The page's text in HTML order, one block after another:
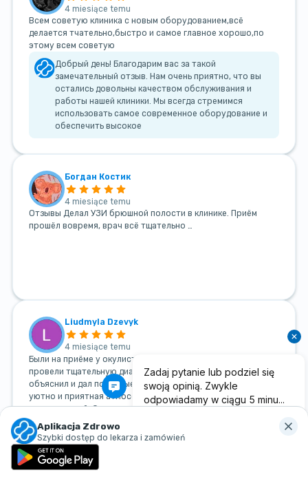
Aplikacja Zdrowo
Szybki dostęp do lekarza i zamówień
4 miesiące temu
Всем советую клиника с новым оборудованием,всё
делается тчательно,быстро и самое главное хорошо,по
этому всем советую
Добрый день! Благодарим вас за такой
замечательный отзыв. Нам очень приятно, что вы
остались довольны качеством обслуживания и
работы нашей клиники. Мы всегда стремимся
использовать самое современное оборудование и
обеспечить высокое
Богдан Костик
4 miesiące temu
Отзывы Делал УЗИ брюшной полости в клинике. Приём
прошёл вовремя, врач всё тщательно …
Liudmyla Dzevyk
4 miesiące temu
Были на приёме у окулиста. Все очень понравилось:
провели тщательную диагностику, врач подробно всё
объяснил и дал понятные рекомендации. В клинике чисто,
уютно и приятная атмосфера. Персонал вежливый и
внимательный. Остались очень довольны визитом, спасибо!
Спасибо за отзыв. Рады, что прием у доктора
прошёл для Вас комфортно и информативно. Нам
важно, чтобы пациенты получали внимательное
обслуживание и понятные рекомендации.